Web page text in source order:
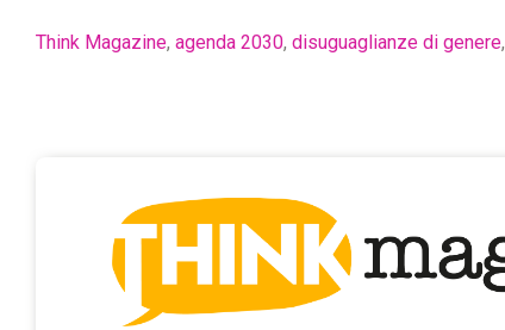
Think Magazine, agenda 2030, disuguaglianze di genere,